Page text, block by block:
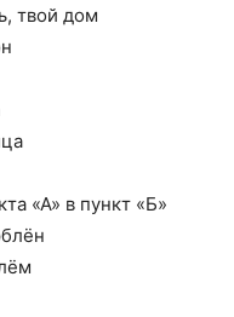
твой дом
«А» в пункт «Б»